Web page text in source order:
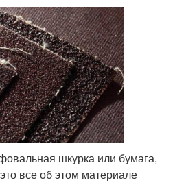
шкурка или бумага,
все об этом материале